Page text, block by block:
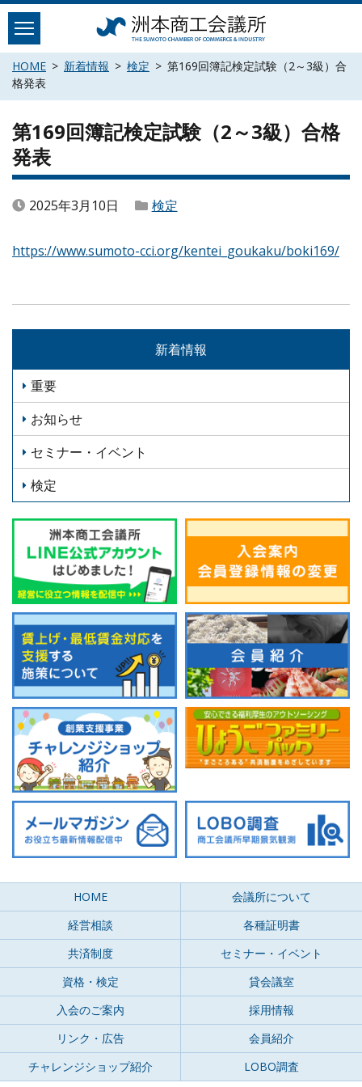
Skip
content
HOME 新着情報 検定
第169回簿記検定試験（2～3級）合
格発表
第169回簿記検定試験（2～3級）合格
発表
2025年3月10日 検定
https://www.sumoto-cci.org/kentei_goukaku/boki169/
新着情報
重要
お知らせ
セミナー・イベント
検定
HOME
会議所について
経営相談
各種証明書
共済制度
セミナー・イベント
資格・検定
貸会議室
入会のご案内
採用情報
リンク・広告
会員紹介
チャレンジショップ紹介
LOBO調査